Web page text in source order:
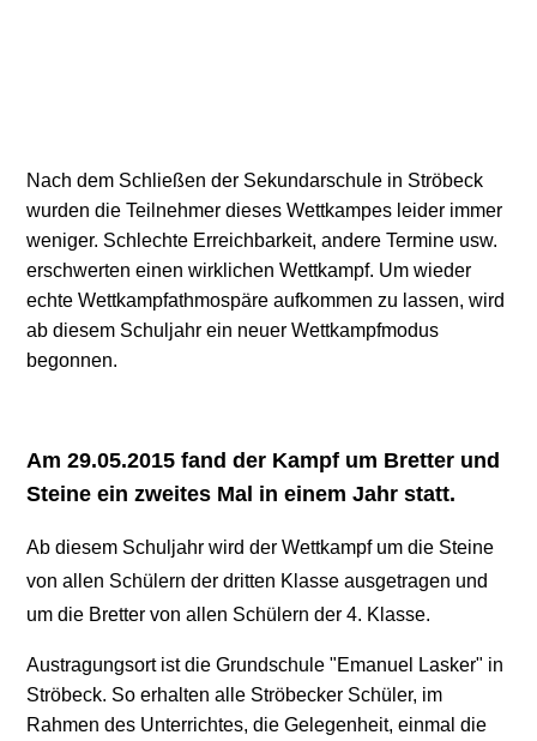
Nach dem Schließen der Sekundarschule in Ströbeck
wurden die Teilnehmer dieses Wettkampes leider immer
weniger. Schlechte Erreichbarkeit, andere Termine usw.
erschwerten einen wirklichen Wettkampf. Um wieder
echte Wettkampfathmospäre aufkommen zu lassen, wird
ab diesem Schuljahr ein neuer Wettkampfmodus
begonnen.
Am 29.05.2015 fand der Kampf um Bretter und
Steine ein zweites Mal in einem Jahr statt.
Ab diesem Schuljahr wird der Wettkampf um die Steine
von allen Schülern der dritten Klasse ausgetragen und
um die Bretter von allen Schülern der 4. Klasse.
Austragungsort ist die Grundschule "Emanuel Lasker" in
Ströbeck. So erhalten alle Ströbecker Schüler, im
Rahmen des Unterrichtes, die Gelegenheit, einmal die